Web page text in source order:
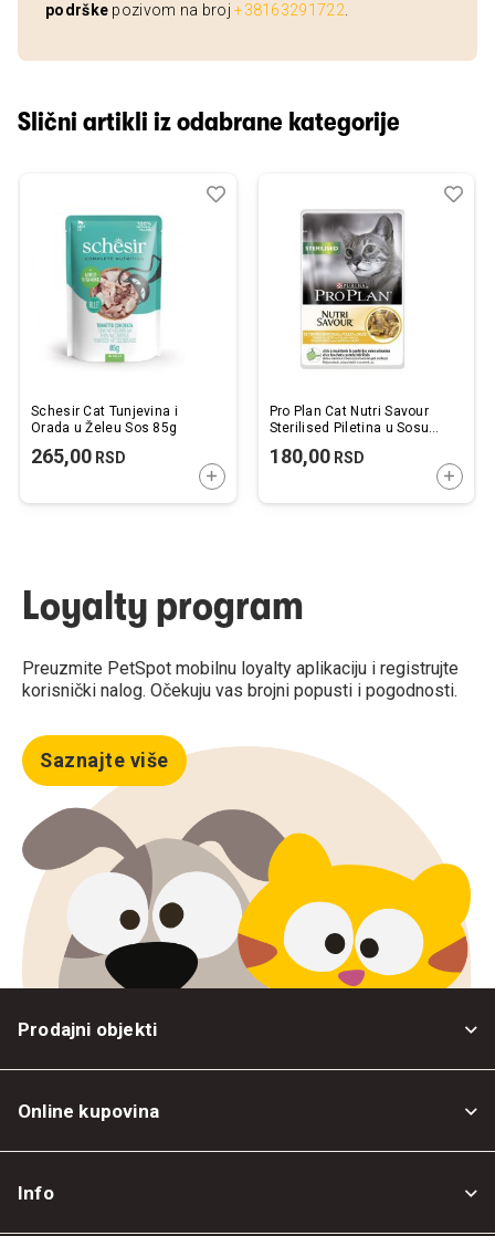
podrške pozivom na broj+38163291722
Slični artikli iz odabrane kategorije
Schesir Cat Tunjevina i
Orada u Želeu Sos 85g
265,00 RSD
DODAJTE U KORPU
Dodaj
Uporedi
Pro Plan Cat Nutri Savour
Sterilised Piletina u Sosu
180,00RSD
Loyalty program
Preuzmite PetSpot mobilnu loyalty aplikaciju i registrujte
korisnički nalog. Očekuju vas brojni popusti i pogodnosti.
Saznajte više
Prodajni objekti
Online kupovina
Info